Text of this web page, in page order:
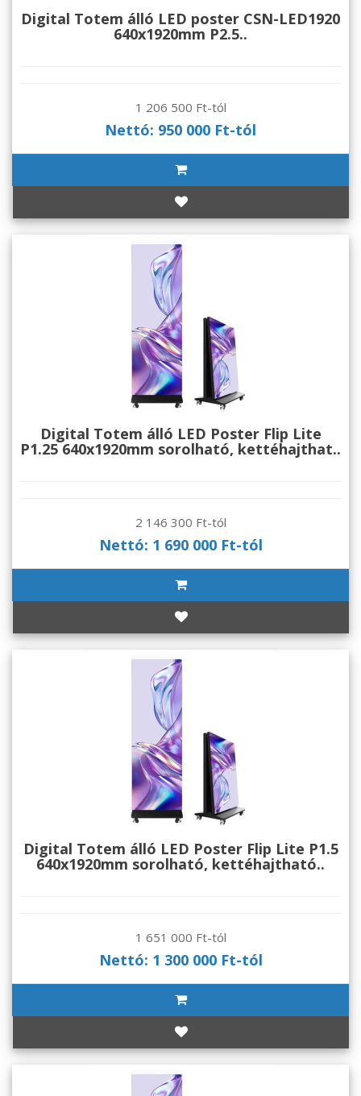
Digital Totem álló LED poster CSN-LED1920
640x1920mm P2.5..
1 206 500 Ft-tól
Nettó: 950 000 Ft-tól
Digital Totem álló LED Poster Flip Lite
P1.25 640x1920mm sorolható, kettéhajthat..
2 146 300 Ft-tól
Nettó: 1 690 000 Ft-tól
Digital Totem álló LED Poster Flip Lite P1.5
640x1920mm sorolható, kettéhajtható..
1 651 000 Ft-tól
Nettó: 1 300 000 Ft-tól